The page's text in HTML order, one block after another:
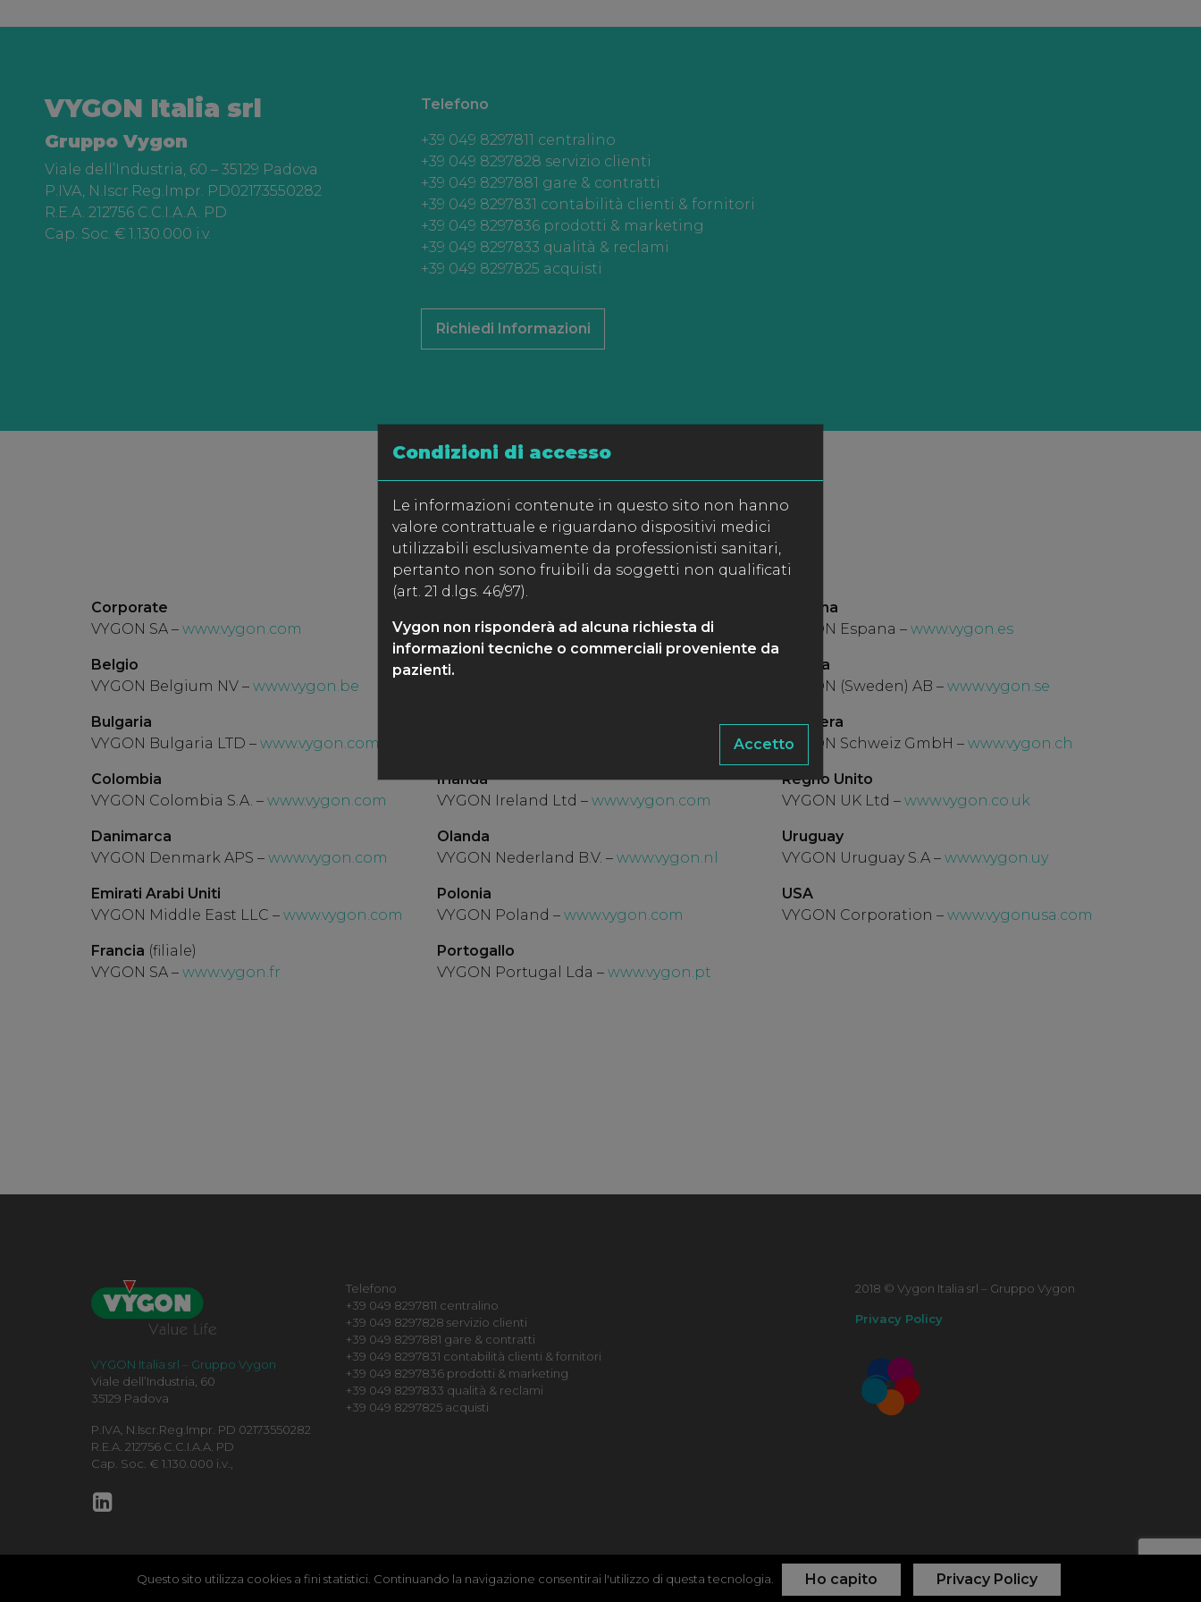
Condizioni di accesso
Le informazioni contenute in questo sito non hanno
valore contrattuale e riguardano dispositivi medici
utilizzabili esclusivamente da professionisti sanitari,
pertanto non sono fruibili da soggetti non qualificati
(art. 21 d.lgs. 46/97).
Vygon non risponderà ad alcuna richiesta di
informazioni tecniche o commerciali proveniente da
pazienti.
Accetto
VYGON Italia srl
Gruppo Vygon
Viale dell’Industria, 60 – 35129 Padova
P.IVA, N.Iscr.Reg.Impr. PD02173550282
R.E.A. 212756 C.C.I.A.A. PD
Cap. Soc. € 1.130.000 i.v.
Telefono
+39 049 8297811 centralino
+39 049 8297828 servizio clienti
+39 049 8297881 gare & contratti
+39 049 8297831 contabilità clienti & fornitori
+39 049 8297836 prodotti & marketing
+39 049 8297833 qualità & reclami
+39 049 8297825 acquisti
Richiedi Informazioni
Vygon nel mondo
Corporate
VYGON SA – www.vygon.com
Belgio
VYGON Belgium NV – www.vygon.be
Bulgaria
VYGON Bulgaria LTD – www.vygon.com
Colombia
VYGON Colombia S.A. – www.vygon.com
Danimarca
VYGON Denmark APS – www.vygon.com
Emirati Arabi Uniti
VYGON Middle East LLC – www.vygon.com
Francia (filiale)
VYGON SA – www.vygon.fr
VYGON GmbH & Co. KG –www.vygon.de
Giappone
Irlanda
VYGON Ireland Ltd – www.vygon.com
Olanda
VYGON Nederland B.V. – www.vygon.nl
Polonia
VYGON Poland – www.vygon.com
Portogallo
VYGON Portugal Lda – www.vygon.pt
Spagna
VYGON Espana –www.vygon.es
Svezia
VYGON (Sweden) AB –www.vygon.se
Svizzera
VYGON Schweiz GmbH –www.vygon.ch
Regno Unito
VYGON UK Ltd –www.vygon.co.uk
Uruguay
VYGON Uruguay S.A –www.vygon.uy
USA
VYGON Corporation –www.vygonusa.com
VYGON Italia srl – Gruppo Vygon
Viale dell’Industria, 60
35129 Padova
P.IVA, N.Iscr.Reg.Impr. PD 02173550282
R.E.A. 212756 C.C.I.A.A. PD
Cap. Soc. € 1.130.000 i.v.,
Telefono
+39 049 8297811 centralino
+39 049 8297828 servizio clienti
+39 049 8297881 gare & contratti
+39 049 8297831 contabilità clienti & fornitori
+39 049 8297836 prodotti & marketing
+39 049 8297833 qualità & reclami
+39 049 8297825 acquisti
2018 © Vygon Italia srl – Gruppo Vygon
Privacy Policy
Questo sito utilizza cookies a fini statistici. Continuando la navigazione consentirai l'utilizzo di questa tecnologia. Ho capito Privacy Policy